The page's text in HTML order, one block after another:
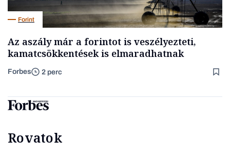
Forint
Az aszály már a forintot is veszélyezteti,
kamatcsökkentések is elmaradhatnak
Forbes 2 perc
Rovatok